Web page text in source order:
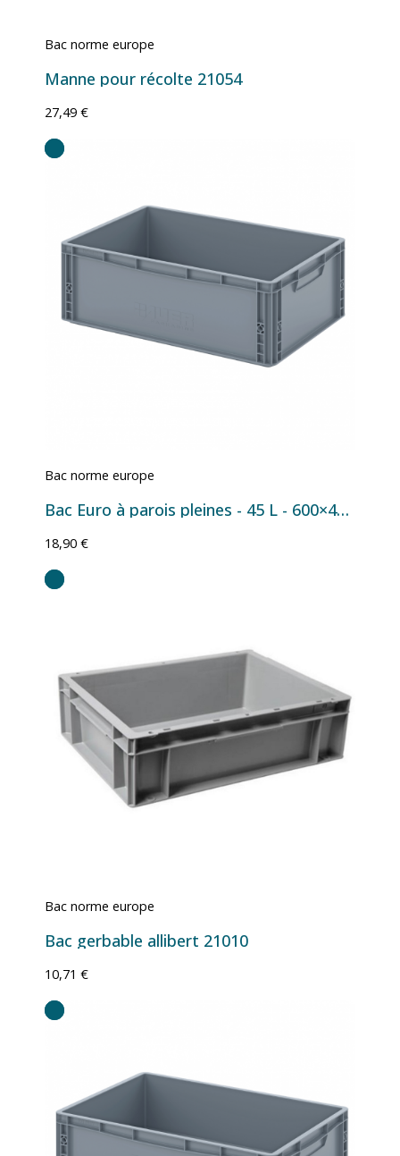
Bac norme europe
Manne pour récolte 21054
27,49 €
Bac norme europe
Bac Euro à parois pleines - 45 L - 600×400×220 mm
18,90 €
Bac norme europe
Bac gerbable allibert 21010
10,71 €